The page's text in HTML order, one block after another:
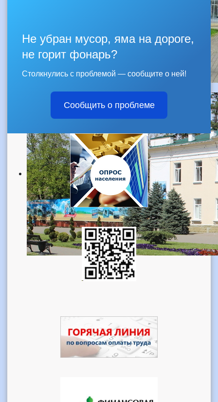
Не убран мусор, яма на дороге,
не горит фонарь?
Столкнулись с проблемой — сообщите о ней!
Сообщить о проблеме